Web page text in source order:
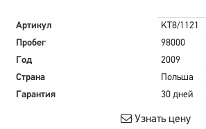
Артикул
KT8/1121
Пробег
98000
Год
2009
Страна
Польша
Гарантия
30 дней
Узнать цену